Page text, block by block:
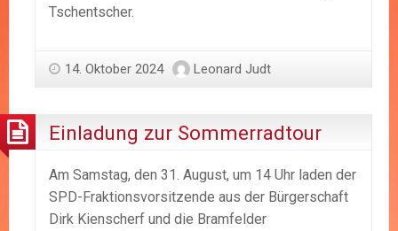
Tschentscher.
14. Oktober 2024 Leonard Judt
Einladung zur Sommerradtour
Am Samstag, den 31. August, um 14 Uhr laden der
SPD-Fraktionsvorsitzende aus der Bürgerschaft
Dirk Kienscherf und die Bramfelder